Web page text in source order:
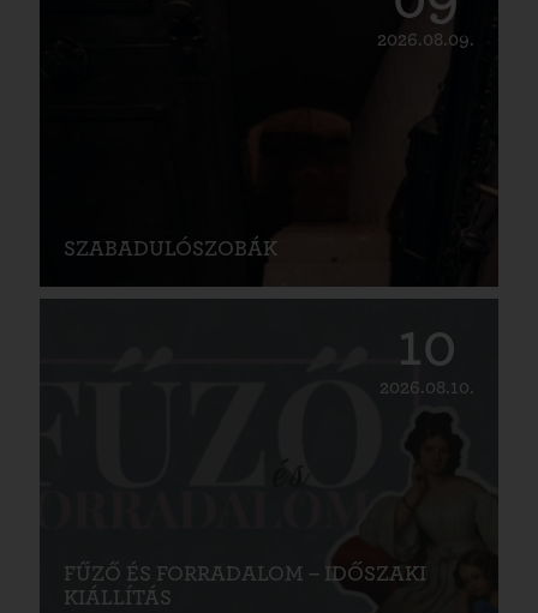
2026.08.09.
SZABADULÓSZOBÁK
10
2026.08.10.
FŰZŐ ÉS FORRADALOM – IDŐSZAKI
KIÁLLÍTÁS